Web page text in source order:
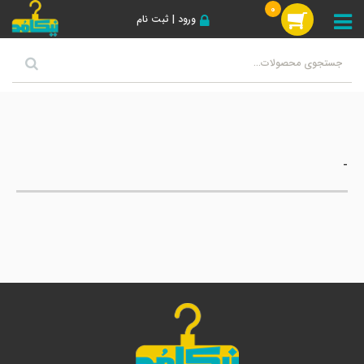
ورود | ثبت نام
0
-